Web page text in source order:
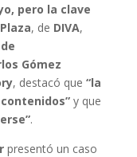
pero la clave
, de DIVA,
Gómez
, destacó que “la
y que
.
presentó un caso